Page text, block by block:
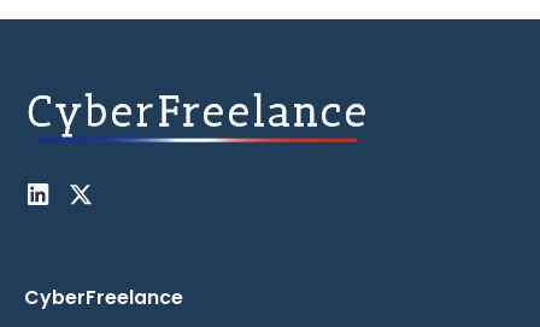
CyberFreelance